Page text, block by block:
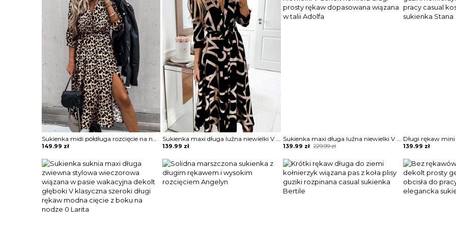
Sukienka midi półdługa rozcięcie na nogę marszczona w talii podkreślona talia koszulowa kołnierzyk dekolt v mankiety długi rękaw panterka cętki Lonna
149.99 zł
Sukienka maxi długa luźna niewielki V dekolt kołnierz długi prosty rękaw dopasowana wiązana w talii Adolfa
139.99 zł
Sukienka maxi długa luźna niewielki V dekolt kołnierz długi prosty rękaw dopasowana wiązana w talii Adolfa
229.99zł
Original
was:
229.99 zł.
139.99 zł
Current
is:
139.99 zł.
139.99 zł